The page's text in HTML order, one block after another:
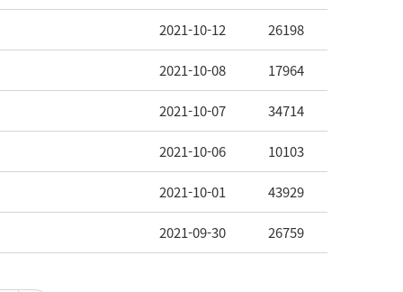
2021-10-12 26198
2021-10-08 17964
2021-10-07 34714
2021-10-06 10103
2021-10-01 43929
2021-09-30 26759